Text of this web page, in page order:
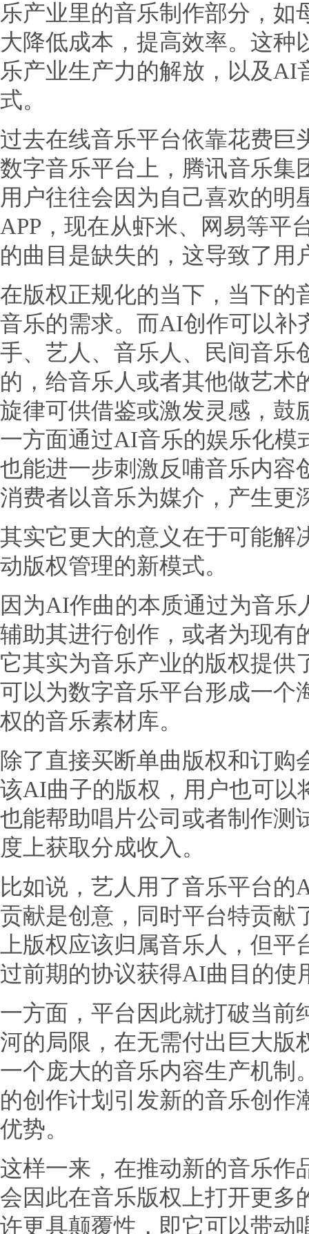
乐产业里的音乐制作部分，如
大降低成本，提高效率。这
乐产业生产力的解放，以及AI
式。
过去在线音乐平台依靠花费巨
数字音乐平台上，腾讯音乐集
用户往往会因为自己喜欢的明
APP，现在从虾米、网易等平
的曲目是缺失的，这导致了用
在版权正规化的当下，当下的
音乐的需求。而AI创作可以补
手、艺人、音乐人、民间音乐
的，给音乐人或者其他做艺
旋律可供借鉴或激发灵感，鼓
一方面通过AI音乐的娱乐化模
也能进一步刺激反哺音乐内容
消费者以音乐为媒介，产生更
其实它更大的意义在于可能解
动版权管理的新模式。
因为AI作曲的本质通过为音
辅助其进行创作，或者为现有
它其实为音乐产业的版权提
可以为数字音乐平台形成一个
权的音乐素材库。
除了直接买断单曲版权和订购
该AI曲子的版权，用户也可以
也能帮助唱片公司或者制作测
度上获取分成收入。
比如说，艺人用了音乐平台
贡献是创意，同时平台特贡
上版权应该归属音乐人，但
过前期的协议获得AI曲目的使
一方面，平台因此就打破当前
河的局限，在无需付出巨大版
一个庞大的音乐内容生产机
的创作计划引发新的音乐创
优势。
这样一来，在推动新的音乐作
会因此在音乐版权上打开更多
许更具颠覆性，即它可以带动